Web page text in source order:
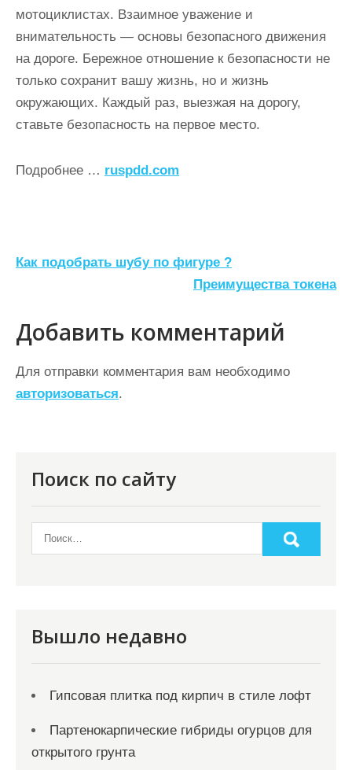
мотоциклистах. Взаимное уважение и
внимательность — основы безопасного движения
на дороге. Бережное отношение к безопасности не
только сохранит вашу жизнь, но и жизнь
окружающих. Каждый раз, выезжая на дорогу,
ставьте безопасность на первое место.
Подробнее … ruspdd.com
Н
в
и
г
а
м
Как подобрать шубу по фигуре ?
Преимущества токена
Добавить комментарий
Для отправки комментария вам необходимо
авторизоваться.
Поиск по сайту
Вышло недавно
Гипсовая плитка под кирпич в стиле лофт
Партенокарпические гибриды огурцов для
открытого грунта